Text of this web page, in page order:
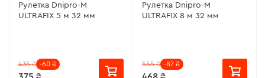
Рулетка Dnipro-M
ULTRAFIX 5 м 32 мм
435 ₴ -60 ₴
Рулетка Dnipro-M
ULTRAFIX 8 м 32 мм
555 ₴ -87 ₴